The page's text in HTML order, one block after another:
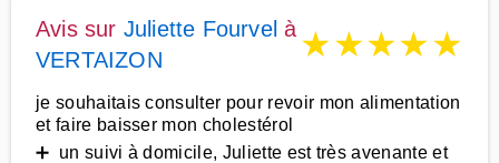
Avis sur Juliette Fourvel à
VERTAIZON
★★★★★
je souhaitais consulter pour revoir mon alimentation
et faire baisser mon cholestérol
➕ un suivi à domicile, Juliette est très avenante et